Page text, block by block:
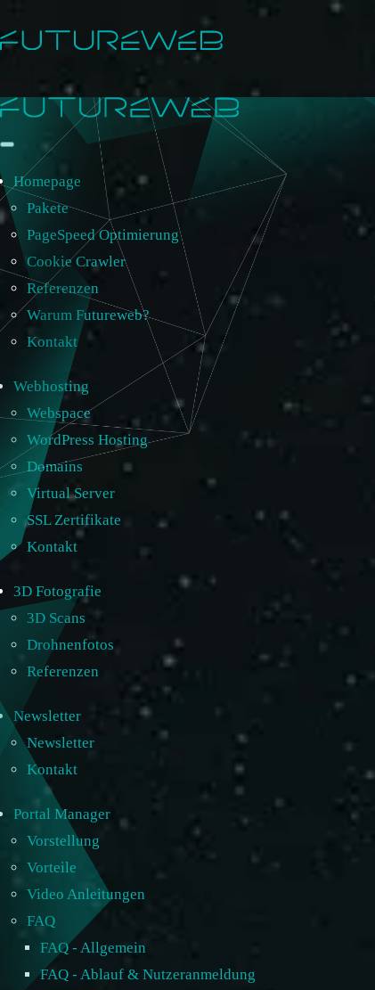
Homepage
Pakete
PageSpeed Optimierung
Cookie Crawler
Referenzen
Warum Futureweb?
Kontakt
Webhosting
Webspace
WordPress Hosting
Domains
Virtual Server
SSL Zertifikate
Kontakt
3D Fotografie
3D Scans
Drohnenfotos
Referenzen
Newsletter
Newsletter
Kontakt
Portal Manager
Vorstellung
Vorteile
Video Anleitungen
FAQ
FAQ - Allgemein
FAQ - Ablauf & Nutzeranmeldung